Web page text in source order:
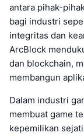
antara pihak-
bagi industri
integritas dan
ArcBlock
dan blockchain,
membangun
Dalam industri
membuat game
kepemilikan